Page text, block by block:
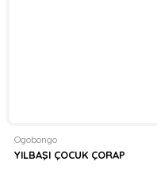
Ogobongo
YILBAŞI ÇOCUK ÇORAP